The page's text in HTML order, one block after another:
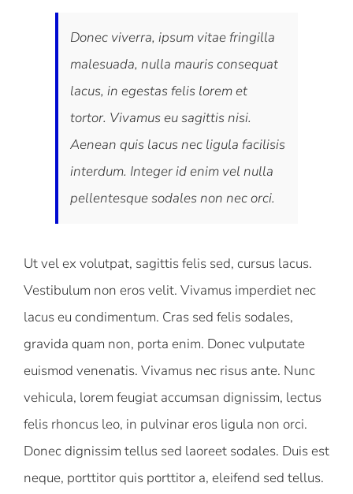
Donec viverra, ipsum vitae fringilla
malesuada, nulla mauris consequat
lacus, in egestas felis lorem et
tortor. Vivamus eu sagittis nisi.
Aenean quis lacus nec ligula facilisis
interdum. Integer id enim vel nulla
pellentesque sodales non nec orci.
Ut vel ex volutpat, sagittis felis sed, cursus lacus.
Vestibulum non eros velit. Vivamus imperdiet nec
lacus eu condimentum. Cras sed felis sodales,
gravida quam non, porta enim. Donec vulputate
euismod venenatis. Vivamus nec risus ante. Nunc
vehicula, lorem feugiat accumsan dignissim, lectus
felis rhoncus leo, in pulvinar eros ligula non orci.
Donec dignissim tellus sed laoreet sodales. Duis est
neque, porttitor quis porttitor a, eleifend sed tellus.